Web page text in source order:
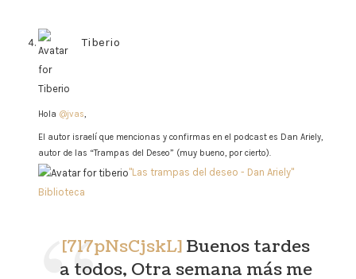
Tiberio
Hola @jvas,
El autor israelí que mencionas y confirmas en el podcast es Dan Ariely,
autor de las “Trampas del Deseo” (muy bueno, por cierto).
"Las trampas del deseo - Dan Ariely"
Biblioteca
[717pNsCjskL] Buenos tardes
a todos, Otra semana más me